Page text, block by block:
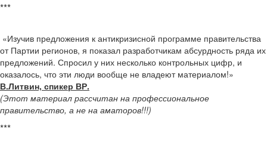
***
«Изучив предложения к антикризисной программе правительства
от Партии регионов, я показал разработчикам абсурдность ряда их
предложений. Спросил у них несколько контрольных цифр, и
оказалось, что эти люди вообще не владеют материалом!»
В.Литвин, спикер ВР.
(Этот материал рассчитан на профессиональное
правительство, а не на аматоров!!!)
***